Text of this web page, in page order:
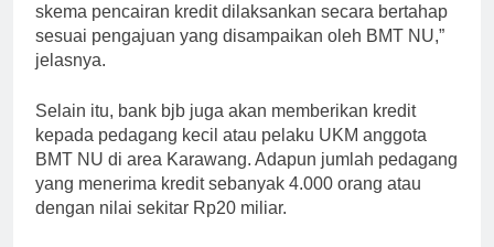
skema pencairan kredit dilaksankan secara bertahap
sesuai pengajuan yang disampaikan oleh BMT NU,”
jelasnya.
Selain itu, bank bjb juga akan memberikan kredit
kepada pedagang kecil atau pelaku UKM anggota
BMT NU di area Karawang. Adapun jumlah pedagang
yang menerima kredit sebanyak 4.000 orang atau
dengan nilai sekitar Rp20 miliar.